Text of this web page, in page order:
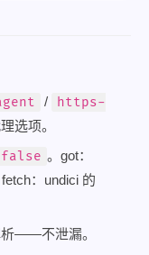
/
https-
选项。
。got：
：undici 的
——不泄漏。